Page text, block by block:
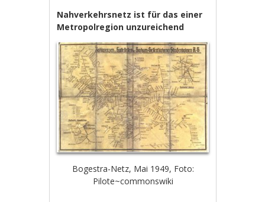
Nahverkehrsnetz ist für das einer
Metropolregion unzureichend
Bogestra-Netz, Mai 1949, Foto:
Pilote~commonswiki